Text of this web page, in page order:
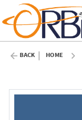
BACK HOME